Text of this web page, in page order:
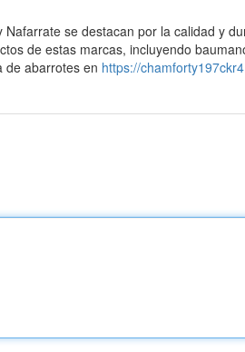
se destacan por la calidad y
de estas marcas, incluyendo
de abarrotes en https://